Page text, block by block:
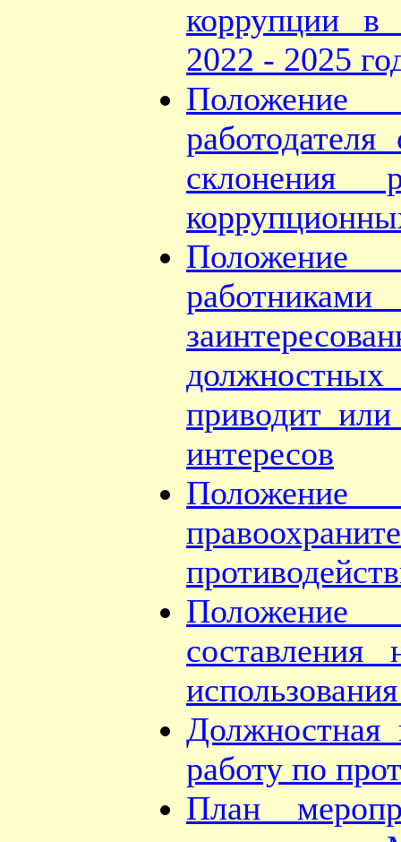
коррупции в
2022 - 2025
склонения
приводит
интересов
составления
Должностная
работу по
План